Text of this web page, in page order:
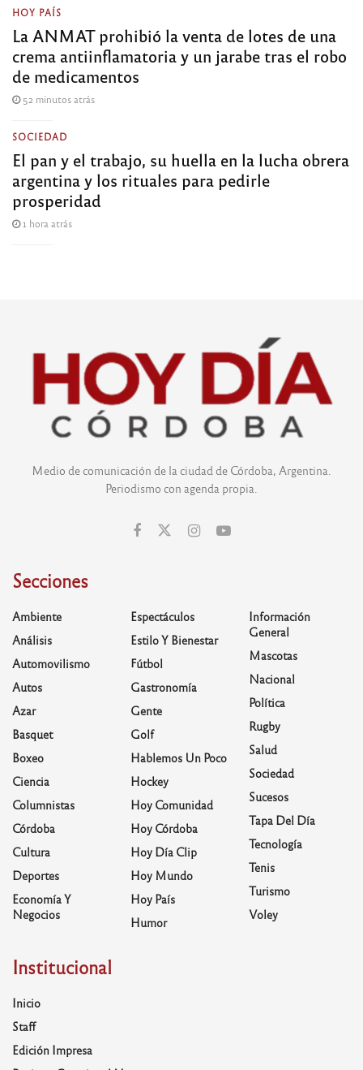
HOY PAÍS
La ANMAT prohibió la venta de lotes de una
crema antiinflamatoria y un jarabe tras el robo
de medicamentos
52 minutos atrás
SOCIEDAD
El pan y el trabajo, su huella en la lucha obrera
argentina y los rituales para pedirle
prosperidad
1 hora atrás
Medio de comunicación de la ciudad de Córdoba, Argentina.
Periodismo con agenda propia.
Secciones
Ambiente
Análisis
Automovilismo
Autos
Azar
Basquet
Boxeo
Ciencia
Columnistas
Córdoba
Cultura
Deportes
Economía Y
Negocios
Espectáculos
Estilo Y Bienestar
Fútbol
Gastronomía
Gente
Golf
Hablemos Un Poco
Hockey
Hoy Comunidad
Hoy Córdoba
Hoy Día Clip
Hoy Mundo
Hoy País
Humor
Información
General
Mascotas
Nacional
Política
Rugby
Salud
Sociedad
Sucesos
Tapa Del Día
Tecnología
Tenis
Turismo
Voley
Institucional
Inicio
Staff
Edición Impresa